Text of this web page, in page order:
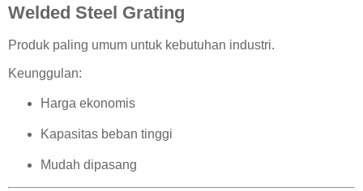
Welded Steel Grating
Produk paling umum untuk kebutuhan industri.
Keunggulan:
Harga ekonomis
Kapasitas beban tinggi
Mudah dipasang